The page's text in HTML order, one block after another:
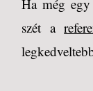
Ha még
szét a